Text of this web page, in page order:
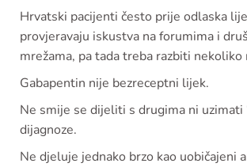
Hrvatski pacijenti često prije odlaska
provjeravaju iskustva na forumima i
mrežama, pa tada treba razbiti nekoliko
Gabapentin nije bezreceptni lijek.
Ne smije se dijeliti s drugima ni uzimati
dijagnoze.
Ne djeluje jednako brzo kao uobičajeni